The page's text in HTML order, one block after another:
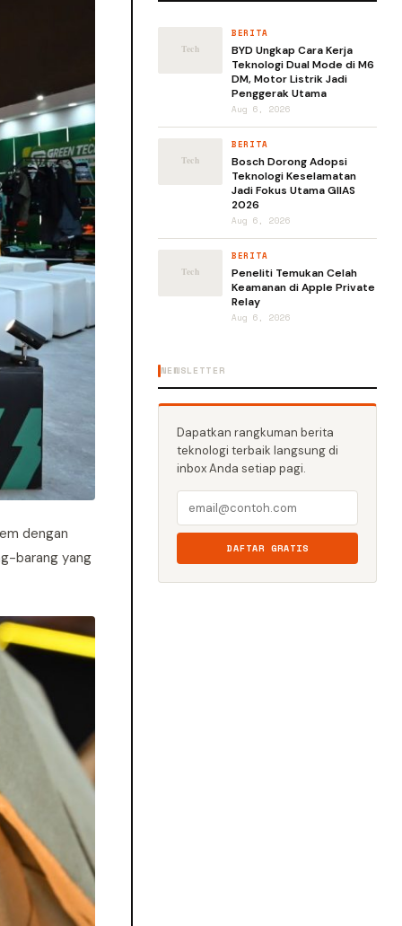
dengan
barang yang
BERITA
BYD Ungkap Cara Kerja
Teknologi Dual Mode di M6
DM, Motor Listrik Jadi
Penggerak Utama
Aug 6, 2026
BERITA
Bosch Dorong Adopsi
Teknologi Keselamatan
Jadi Fokus Utama GIIAS
2026
Aug 6, 2026
BERITA
Peneliti Temukan Celah
Keamanan di Apple Private
Relay
Aug 6, 2026
NEWSLETTER
Dapatkan rangkuman berita
teknologi terbaik langsung di
inbox Anda setiap pagi.
DAFTAR GRATIS